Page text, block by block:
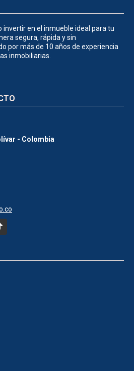
invertir en el inmueble ideal para tu
segura, rápida y sin
por más de 10 años de experiencia
inmobiliarias.
- Colombia